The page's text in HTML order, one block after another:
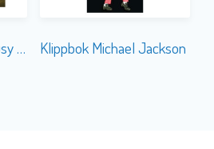
Panoramabok The Busy Seaport Klippbok Michael Jackson